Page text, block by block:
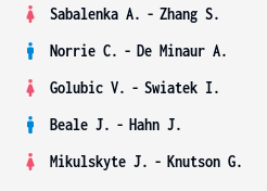
Sabalenka A. - Zhang S.
Norrie C. - De Minaur A.
Golubic V. - Swiatek I.
Beale J. - Hahn J.
Mikulskyte J. - Knutson G.